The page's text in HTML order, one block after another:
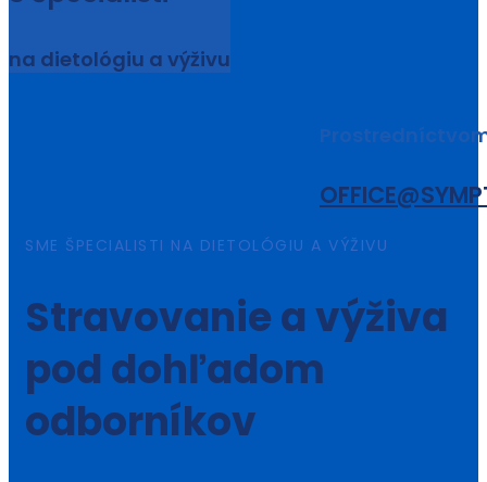
na dietológiu a výživu
SME ŠPECIALISTI NA DIETOLÓGIU A VÝŽIVU
Stravovanie a výživa
pod dohľadom
odborníkov